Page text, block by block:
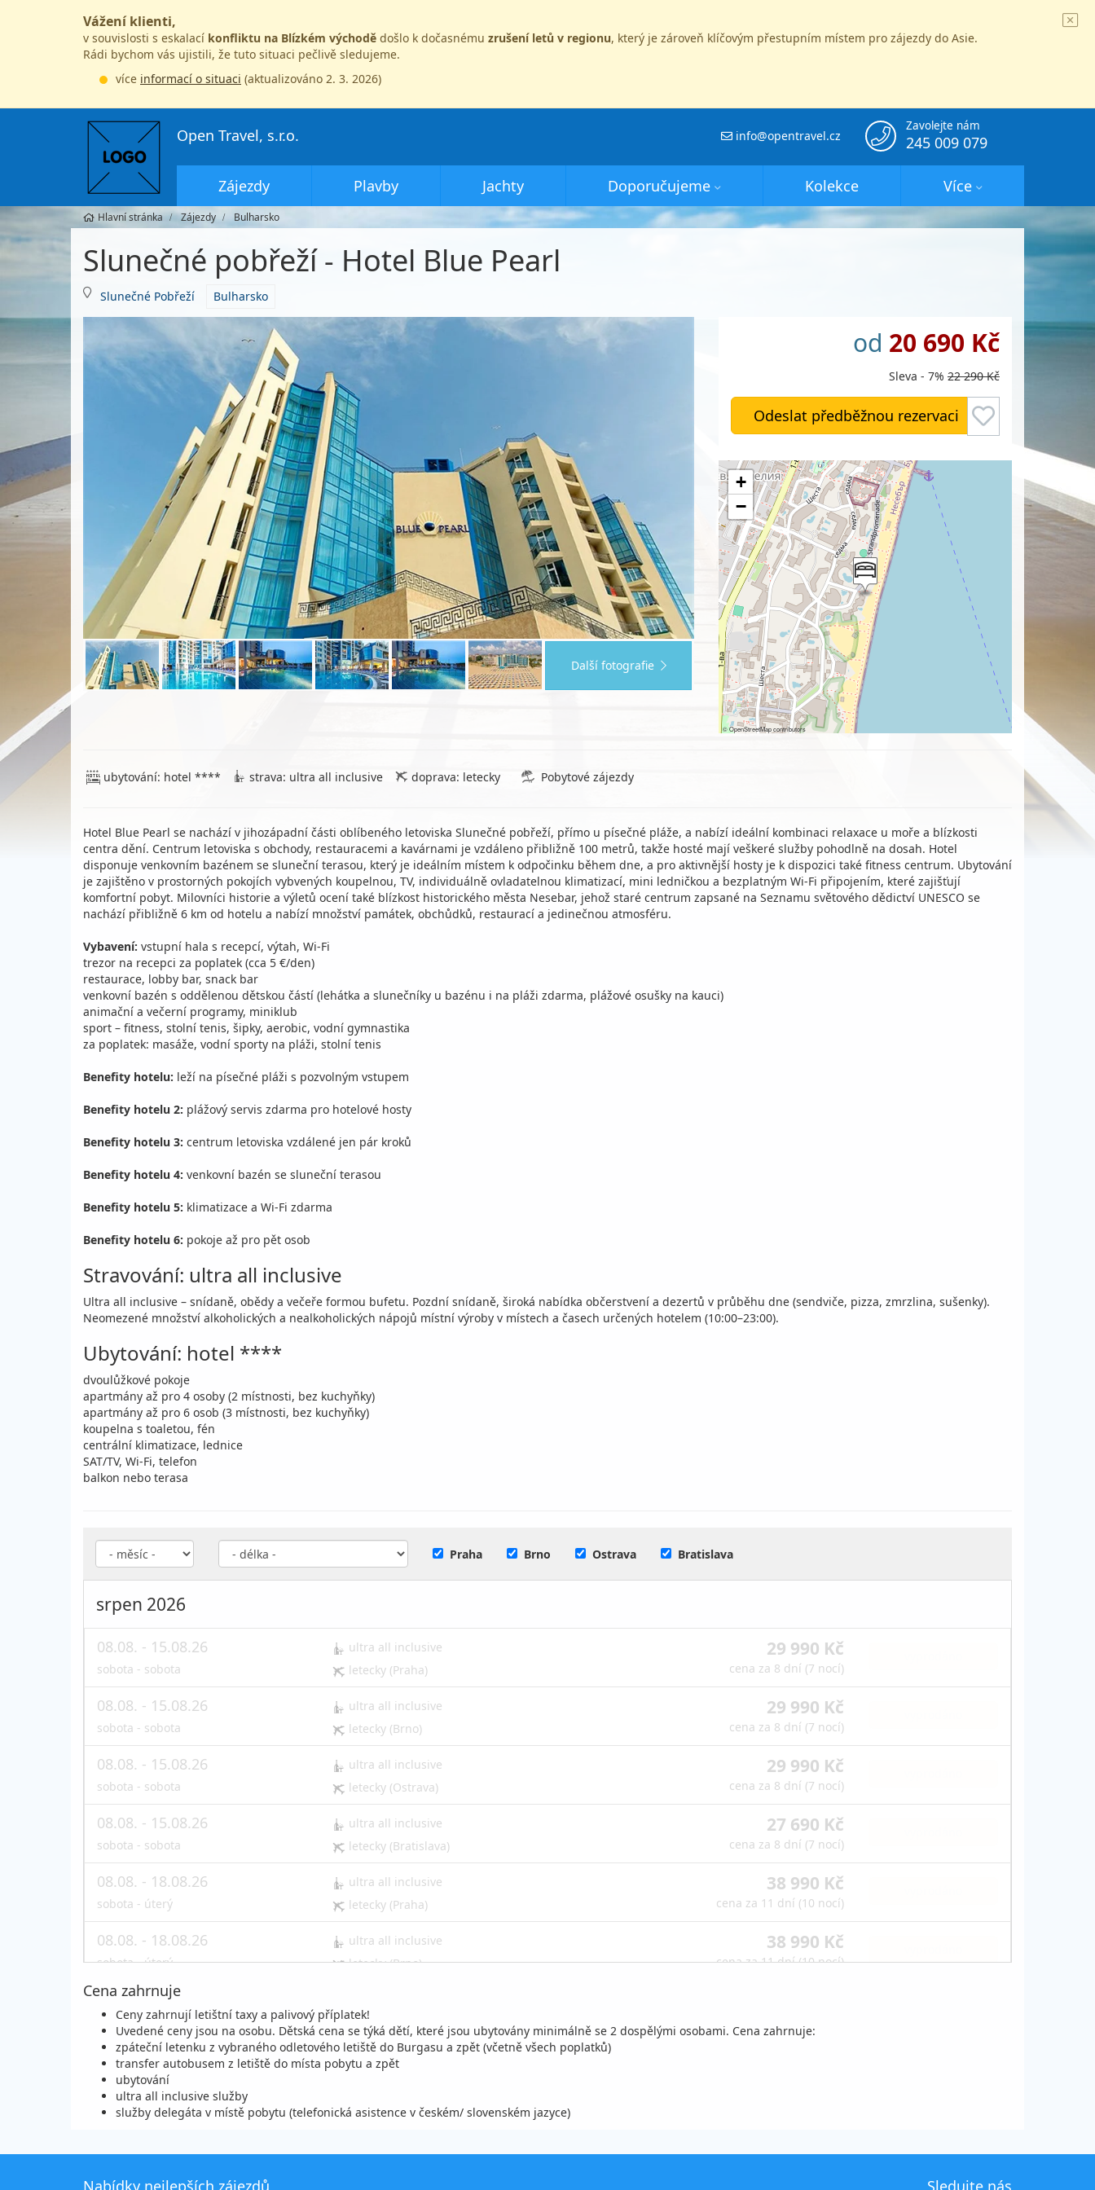
Vážení klienti,
v souvislosti s eskalací konfliktu na Blízkém východě došlo k dočasnému zrušení letů v regionu, který je zároveň klíčovým přestupním místem pro zájezdy do Asie.
Rádi bychom vás ujistili, že tuto situaci pečlivě sledujeme.
více informací o situaci (aktualizováno 2. 3. 2026)
Zavolejte nám
245 009 079
info@opentravel.cz
Open Travel, s.r.o.
Zájezdy Plavby Jachty Doporučujeme Kolekce Více
Hlavní stránka Zájezdy Bulharsko
Slunečné pobřeží - Hotel Blue Pearl
Slunečné Pobřeží Bulharsko
Další fotografie
od 20 690 Kč
Sleva - 7% 22 290 Kč
Odeslat předběžnou rezervaci
+
−
©OpenStreetMapcontributors
ubytování: hotel **** strava: ultra all inclusive doprava: letecky Pobytové zájezdy
Hotel Blue Pearl se nachází v jihozápadní části oblíbeného letoviska Slunečné pobřeží, přímo u písečné pláže, a nabízí ideální kombinaci relaxace u moře a blízkosti
centra dění. Centrum letoviska s obchody, restauracemi a kavárnami je vzdáleno přibližně 100 metrů, takže hosté mají veškeré služby pohodlně na dosah. Hotel
disponuje venkovním bazénem se sluneční terasou, který je ideálním místem k odpočinku během dne, a pro aktivnější hosty je k dispozici také fitness centrum. Ubytování
je zajištěno v prostorných pokojích vybvených koupelnou, TV, individuálně ovladatelnou klimatizací, mini ledničkou a bezplatným Wi-Fi připojením, které zajišťují
komfortní pobyt. Milovníci historie a výletů ocení také blízkost historického města Nesebar, jehož staré centrum zapsané na Seznamu světového dědictví UNESCO se
nachází přibližně 6 km od hotelu a nabízí množství památek, obchůdků, restaurací a jedinečnou atmosféru.
Vybavení: vstupní hala s recepcí, výtah, Wi-Fi
trezor na recepci za poplatek (cca 5 €/den)
restaurace, lobby bar, snack bar
venkovní bazén s oddělenou dětskou částí (lehátka a slunečníky u bazénu i na pláži zdarma, plážové osušky na kauci)
animační a večerní programy, miniklub
sport – fitness, stolní tenis, šipky, aerobic, vodní gymnastika
za poplatek: masáže, vodní sporty na pláži, stolní tenis
Benefity hotelu: leží na písečné pláži s pozvolným vstupem
Benefity hotelu 2: plážový servis zdarma pro hotelové hosty
Benefity hotelu 3: centrum letoviska vzdálené jen pár kroků
Benefity hotelu 4: venkovní bazén se sluneční terasou
Benefity hotelu 5: klimatizace a Wi-Fi zdarma
Benefity hotelu 6: pokoje až pro pět osob
Stravování: ultra all inclusive
Ultra all inclusive – snídaně, obědy a večeře formou bufetu. Pozdní snídaně, široká nabídka občerstvení a dezertů v průběhu dne (sendviče, pizza, zmrzlina, sušenky).
Neomezené množství alkoholických a nealkoholických nápojů místní výroby v místech a časech určených hotelem (10:00–23:00).
Ubytování: hotel ****
dvoulůžkové pokoje
apartmány až pro 4 osoby (2 místnosti, bez kuchyňky)
apartmány až pro 6 osob (3 místnosti, bez kuchyňky)
koupelna s toaletou, fén
centrální klimatizace, lednice
SAT/TV, Wi-Fi, telefon
balkon nebo terasa
Praha Brno Ostrava Bratislava
srpen 2026
08.08. - 15.08.26
sobota - sobota
ultra all inclusive
letecky (Praha)
29 990 Kč
cena za 8 dní (7 nocí)
08.08. - 15.08.26
sobota - sobota
ultra all inclusive
letecky (Brno)
29 990 Kč
cena za 8 dní (7 nocí)
08.08. - 15.08.26
sobota - sobota
ultra all inclusive
letecky (Ostrava)
29 990 Kč
cena za 8 dní (7 nocí)
08.08. - 15.08.26
sobota - sobota
ultra all inclusive
letecky (Bratislava)
27 690 Kč
cena za 8 dní (7 nocí)
08.08. - 18.08.26
sobota - úterý
ultra all inclusive
letecky (Praha)
38 990 Kč
cena za 11 dní (10 nocí)
08.08. - 18.08.26
sobota - úterý
ultra all inclusive
letecky (Brno)
38 990 Kč
cena za 11 dní (10 nocí)
08.08. - 19.08.26
sobota - středa
letecky (Praha)
08.08. - 19.08.26
sobota - středa
ultra all inclusive
08.08. - 20.08.26
ultra all inclusive
vyprodáno
Cena zahrnuje
Ceny zahrnují letištní taxy a palivový příplatek!
Uvedené ceny jsou na osobu. Dětská cena se týká dětí, které jsou ubytovány minimálně se 2 dospělými osobami. Cena zahrnuje:
zpáteční letenku z vybraného odletového letiště do Burgasu a zpět (včetně všech poplatků)
transfer autobusem z letiště do místa pobytu a zpět
ubytování
ultra all inclusive služby
služby delegáta v místě pobytu (telefonická asistence v českém/ slovenském jazyce)
Nabídky nejlepších zájezdů Sledujte nás